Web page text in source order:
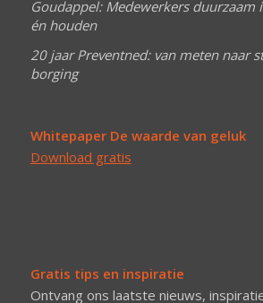
Goudappel: Medewerkers duurzaam
én houden
20 jaar Preventned: van meten naar
borging
Whitepaper De waarde van geluk
Download gratis
Gratis tips en inspiratie
Ontvang ons laatste nieuws,